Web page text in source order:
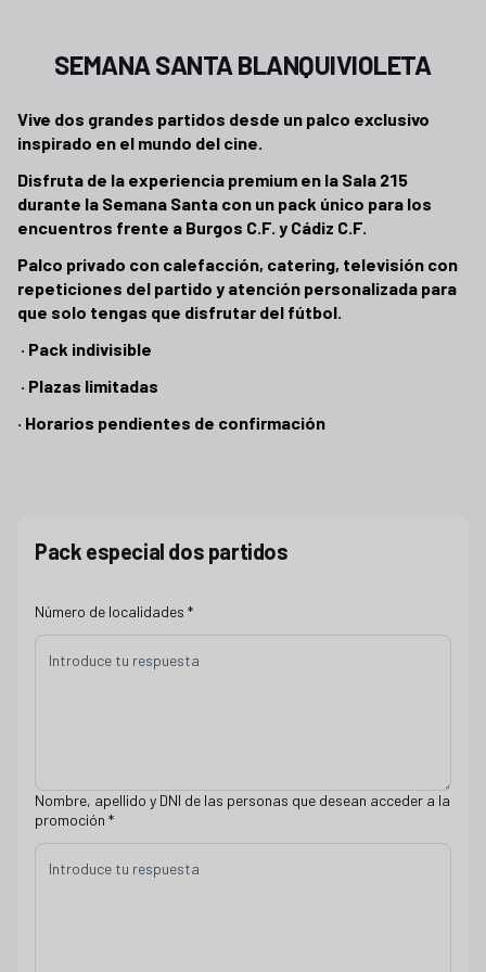
SEMANA SANTA BLANQUIVIOLETA
Vive dos grandes partidos desde un palco exclusivo
inspirado en el mundo del cine.
Disfruta de la experiencia premium en la Sala 215
durante la Semana Santa con un pack único para los
encuentros frente a Burgos C.F. y Cádiz C.F.
Palco privado con calefacción, catering, televisión con
repeticiones del partido y atención personalizada para
que solo tengas que disfrutar del fútbol.
· Pack indivisible
· Plazas limitadas
· Horarios pendientes de confirmación
Pack especial dos partidos
Número de localidades *
Nombre, apellido y DNI de las personas que desean acceder a la
promoción *